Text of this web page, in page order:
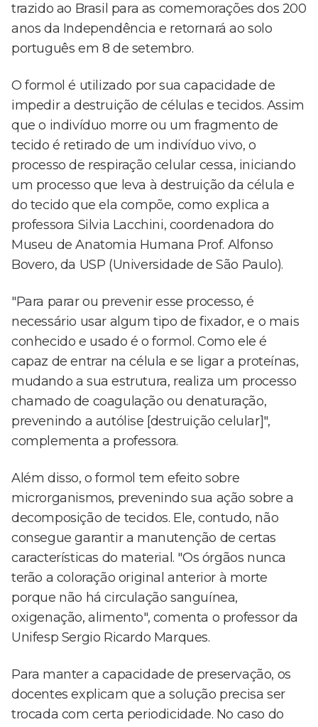
trazido ao Brasil para as comemorações dos 200
anos da Independência e retornará ao solo
português em 8 de setembro.
O formol é utilizado por sua capacidade de
impedir a destruição de células e tecidos. Assim
que o indivíduo morre ou um fragmento de
tecido é retirado de um indivíduo vivo, o
processo de respiração celular cessa, iniciando
um processo que leva à destruição da célula e
do tecido que ela compõe, como explica a
professora Silvia Lacchini, coordenadora do
Museu de Anatomia Humana Prof. Alfonso
Bovero, da USP (Universidade de São Paulo).
"Para parar ou prevenir esse processo, é
necessário usar algum tipo de fixador, e o mais
conhecido e usado é o formol. Como ele é
capaz de entrar na célula e se ligar a proteínas,
mudando a sua estrutura, realiza um processo
chamado de coagulação ou denaturação,
prevenindo a autólise [destruição celular]",
complementa a professora.
Além disso, o formol tem efeito sobre
microrganismos, prevenindo sua ação sobre a
decomposição de tecidos. Ele, contudo, não
consegue garantir a manutenção de certas
características do material. "Os órgãos nunca
terão a coloração original anterior à morte
porque não há circulação sanguínea,
oxigenação, alimento", comenta o professor da
Unifesp Sergio Ricardo Marques.
Para manter a capacidade de preservação, os
docentes explicam que a solução precisa ser
trocada com certa periodicidade. No caso do